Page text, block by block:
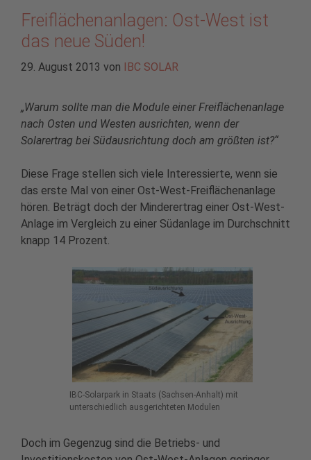
Freiflächenanlagen: Ost-West ist
das neue Süden!
29. August 2013 von IBC SOLAR
„Warum sollte man die Module einer Freiflächenanlage
nach Osten und Westen ausrichten, wenn der
Solarertrag bei Südausrichtung doch am größten ist?“
Diese Frage stellen sich viele Interessierte, wenn sie
das erste Mal von einer Ost-West-Freiflächenanlage
hören. Beträgt doch der Minderertrag einer Ost-West-
Anlage im Vergleich zu einer Südanlage im Durchschnitt
knapp 14 Prozent.
IBC-Solarpark in Staats (Sachsen-Anhalt) mit
unterschiedlich ausgerichteten Modulen
Doch im Gegenzug sind die Betriebs- und